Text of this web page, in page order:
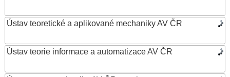
Ústav teoretické a aplikované mechaniky AV ČR
Ústav teorie informace a automatizace AV ČR